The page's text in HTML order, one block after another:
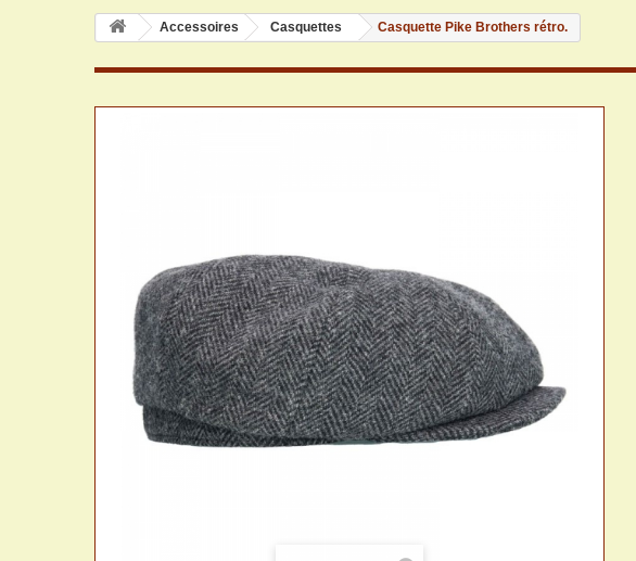
Accessoires Casquettes Casquette Pike Brothers rétro.